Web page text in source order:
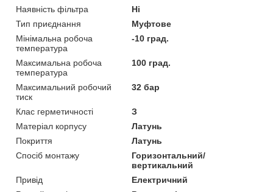
Наявність фільтра
Ні
Тип приєднання
Муфтове
Мінімальна робоча
температура
-10 град.
Максимальна робоча
температура
100 град.
Максимальний робочий
тиск
32 бар
Клас герметичності
З
Матеріал корпусу
Латунь
Покриття
Латунь
Спосіб монтажу
Горизонтальний/
вертикальний
Привід
Електричний